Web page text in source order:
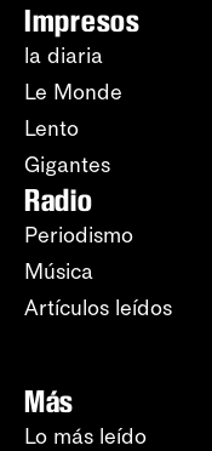
Impresos
la diaria
Le Monde
Lento
Gigantes
Radio
Periodismo
Música
Artículos leídos
Más
Lo más leído